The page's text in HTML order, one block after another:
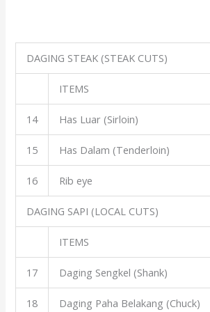
DAGING STEAK (STEAK CUTS)
ITEMS
14 Has Luar (Sirloin)
15 Has Dalam (Tenderloin)
16 Rib eye
DAGING SAPI (LOCAL CUTS)
ITEMS
17 Daging Sengkel (Shank)
18 Daging Paha Belakang (Chuck)